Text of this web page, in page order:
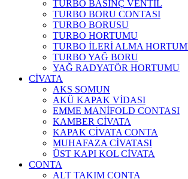
TURBO BASINÇ VENTİL
TURBO BORU CONTASI
TURBO BORUSU
TURBO HORTUMU
TURBO İLERİ ALMA
TURBO YAĞ BORU
YAĞ RADYATÖR HORTUMU
CİVATA
AKS SOMUN
AKÜ KAPAK VİDASI
EMME MANİFOLD CONTASI
KAMBER CİVATA
KAPAK CİVATA CONTA
MUHAFAZA CİVATASI
ÜST KAPI KOL CİVATA
CONTA
ALT TAKIM CONTA